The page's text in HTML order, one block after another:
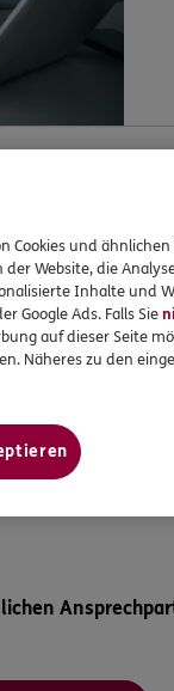
Cookies und ähnlichen
Website, die
Inhalte und
Google Ads. Falls Sie
auf dieser Seite
Näheres zu den